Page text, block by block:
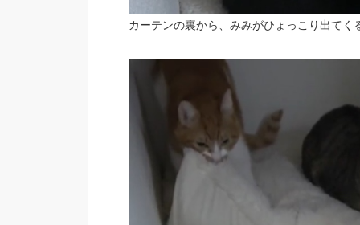
カーテンの裏から、みみがひょっこり出てく